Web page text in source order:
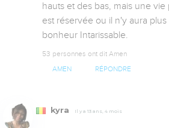
hauts et des bas, mais une
est réservée ou il n'y aura
bonheur Intarissable.
53 personnes ont dit Amen
AMEN RÉPONDRE
kyra Il y a 13 ans, 4 mois